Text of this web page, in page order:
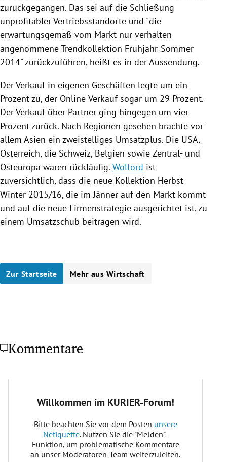
zurückgegangen. Das sei auf die Schließung
unprofitabler Vertriebsstandorte und "die
erwartungsgemäß vom Markt nur verhalten
angenommene Trendkollektion Frühjahr-Sommer
2014" zurückzuführen, heißt es in der Aussendung.
Der Verkauf in eigenen Geschäften legte um ein
Prozent zu, der Online-Verkauf sogar um 29 Prozent.
Der Verkauf über Partner ging hingegen um vier
Prozent zurück. Nach Regionen gesehen brachte vor
allem Asien ein zweistelliges Umsatzplus. Die USA,
Österreich, die Schweiz, Belgien sowie Zentral- und
Osteuropa waren rückläufig. Wolford ist
zuversichtlich, dass die neue Kollektion Herbst-
Winter 2015/16, die im Jänner auf den Markt kommt
und auf die neue Firmenstrategie ausgerichtet ist, zu
einem Umsatzschub beitragen wird.
Zur Startseite Mehr aus Wirtschaft
Kommentare